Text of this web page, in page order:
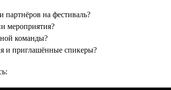
на фестиваль?
мероприятия?
команды?
и приглашённые спикеры?